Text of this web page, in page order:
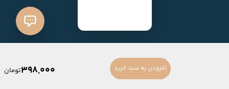
398,000تومان افزودن به سبد خرید
ساخته شده بافروشگاه ساز میهن شاپ